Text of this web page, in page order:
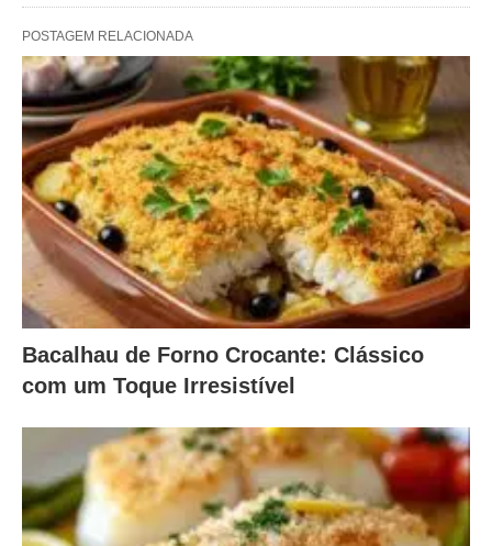
POSTAGEM RELACIONADA
Bacalhau de Forno Crocante: Clássico
com um Toque Irresistível